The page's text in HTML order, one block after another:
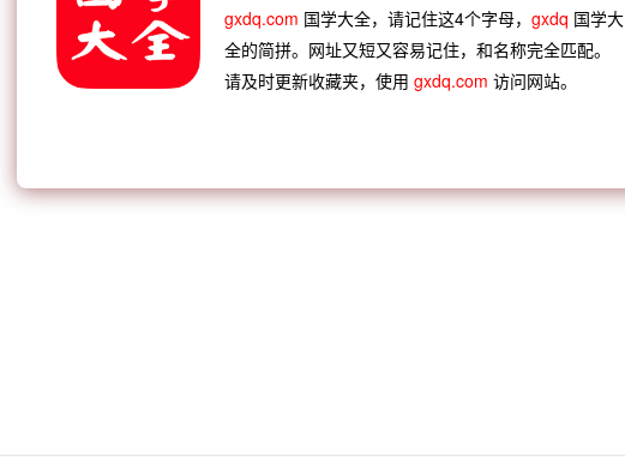
gxdq.com 国学大全，请记住这4个字母， gxdq 国学大
全的简拼。网址又短又容易记住，和名称完全匹配。
请及时更新收藏夹，使用 gxdq.com 访问网站。